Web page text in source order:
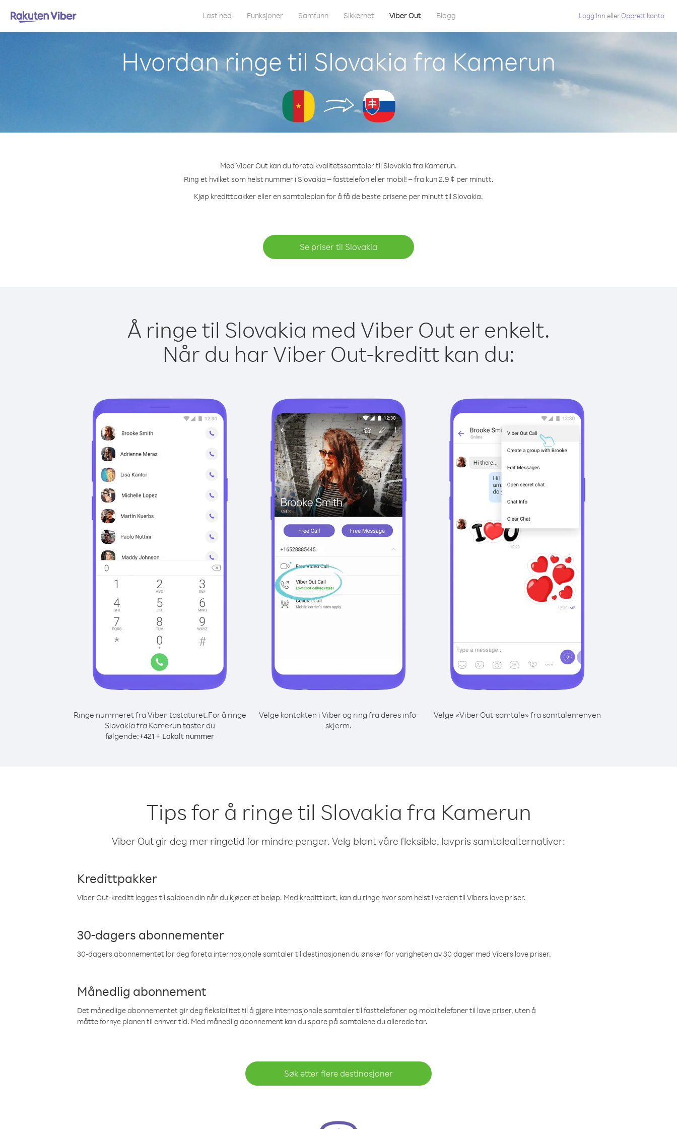
Last ned Funksjoner Samfunn Sikkerhet Viber Out Blogg Logg Inn ellerOpprett konto
Hvordan ringe til Slovakia fra Kamerun
Med Viber Out kan du foreta kvalitetssamtaler til Slovakia fra Kamerun.
Ring et hvilket som helst nummer i Slovakia – fasttelefon eller mobil! – fra kun 2.9 ¢ per minutt.
Kjøp kredittpakker eller en samtaleplan for å få de beste prisene per minutt til Slovakia.
Se priser til Slovakia
Å ringe til Slovakia med Viber Out er enkelt.
Når du har Viber Out-kreditt kan du:
Ringe nummeret fra Viber-tastaturet.For å ringe
Slovakia fra Kamerun taster du
følgende:+421 + Lokalt nummer
Velge kontakten i Viber og ring fra deres info-
skjerm.
Velge «Viber Out-samtale» fra samtalemenyen
Tips for å ringe til Slovakia fra Kamerun
Viber Out gir deg mer ringetid for mindre penger. Velg blant våre fleksible, lavpris samtalealternativer:
Kredittpakker
Viber Out-kreditt legges til saldoen din når du kjøper et beløp. Med kredittkort, kan du ringe hvor som helst i verden til Vibers lave priser.
30-dagers abonnementer
30-dagers abonnementet lar deg foreta internasjonale samtaler til destinasjonen du ønsker for varigheten av 30 dager med Vibers lave priser.
Månedlig abonnement
Det månedlige abonnementet gir deg fleksibilitet til å gjøre internasjonale samtaler til fasttelefoner og mobiltelefoner til lave priser, uten å
måtte fornye planen til enhver tid. Med månedlig abonnement kan du spare på samtalene du allerede tar.
Søk etter flere destinasjoner